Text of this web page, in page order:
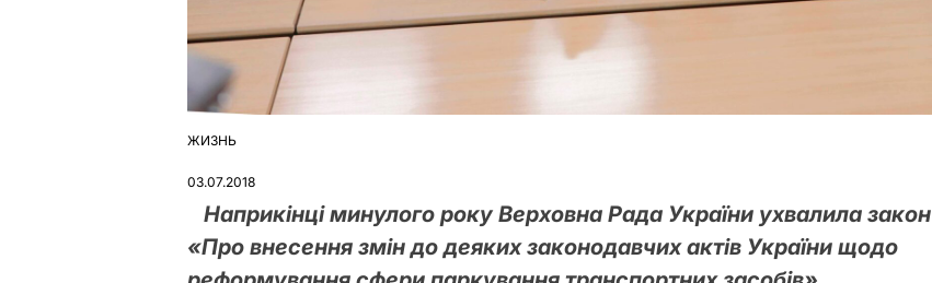
ОПУБЛІКУВАТИ
ЖИЗНЬ
03.07.2018
Наприкінці минулого року Верховна Рада України ухвалила закон
«Про внесення змін до деяких законодавчих актів України щодо